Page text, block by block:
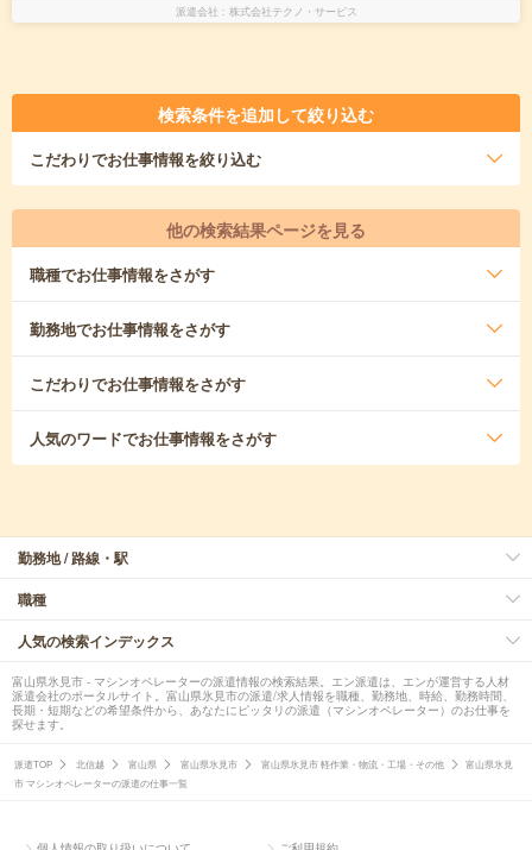
派遣会社 株式会社テクノ・サービス
検索条件を追加して絞り込む
こだわりでお仕事情報を絞り込む
他の検索結果ページを見る
職種でお仕事情報をさがす
勤務地でお仕事情報をさがす
こだわりでお仕事情報をさがす
人気のワードでお仕事情報をさがす
勤務地 / 路線・駅
職種
人気の検索インデックス
富山県氷見市 - マシンオペレーターの派遣情報の検索結果。エン派遣は、エンが運営する人材
派遣会社のポータルサイト。富山県氷見市の派遣/求人情報を職種、勤務地、時給、勤務時間、
長期・短期などの希望条件から、あなたにピッタリの派遣（マシンオペレーター）のお仕事を
探せます。
派遣TOP 北信越 富山県 富山県氷見市 富山県氷見市 軽作業・物流・工場・その他
富山県氷見
市 マシンオペレーターの派遣の仕事一覧